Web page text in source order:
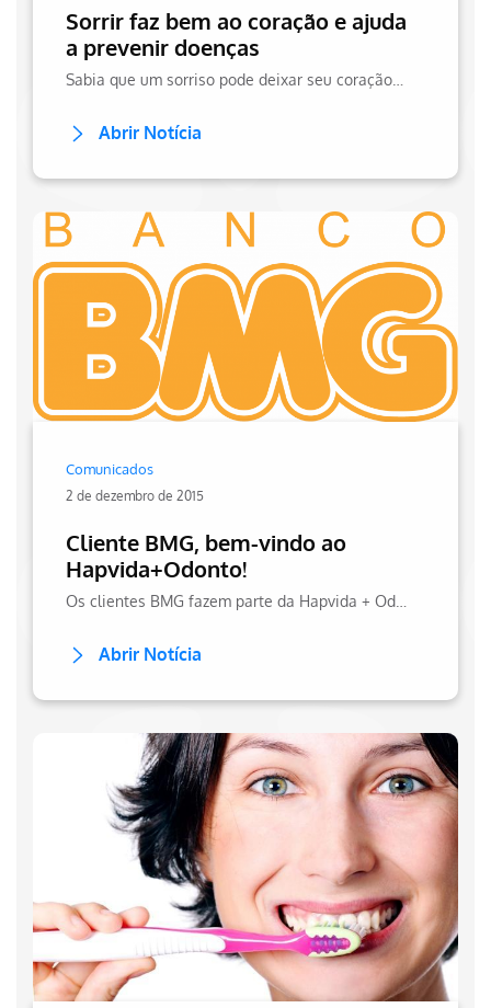
Sorrir faz bem ao coração e ajuda
a prevenir doenças
Abrir Notícia
Comunicados
2 de dezembro de 2015
Cliente BMG, bem-vindo ao
Hapvida+Odonto!
Abrir Notícia